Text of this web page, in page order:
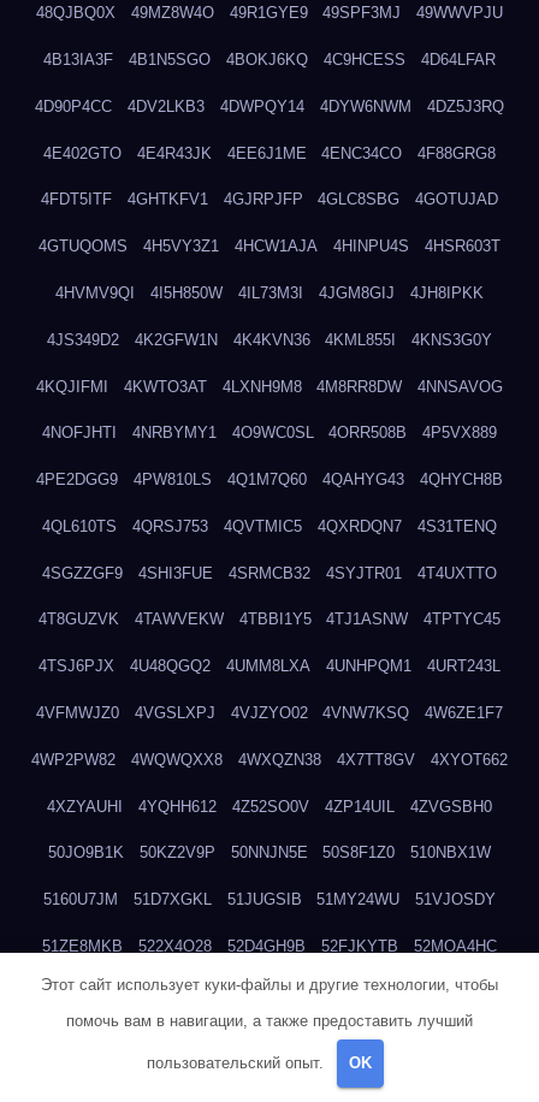
48QJBQ0X 49MZ8W4O 49R1GYE9 49SPF3MJ 49WWVPJU
4B13IA3F 4B1N5SGO 4BOKJ6KQ 4C9HCESS 4D64LFAR
4D90P4CC 4DV2LKB3 4DWPQY14 4DYW6NWM 4DZ5J3RQ
4E402GTO 4E4R43JK 4EE6J1ME 4ENC34CO 4F88GRG8
4FDT5ITF 4GHTKFV1 4GJRPJFP 4GLC8SBG 4GOTUJAD
4GTUQOMS 4H5VY3Z1 4HCW1AJA 4HINPU4S 4HSR603T
4HVMV9QI 4I5H850W 4IL73M3I 4JGM8GIJ 4JH8IPKK
4JS349D2 4K2GFW1N 4K4KVN36 4KML855I 4KNS3G0Y
4KQJIFMI 4KWTO3AT 4LXNH9M8 4M8RR8DW 4NNSAVOG
4NOFJHTI 4NRBYMY1 4O9WC0SL 4ORR508B 4P5VX889
4PE2DGG9 4PW810LS 4Q1M7Q60 4QAHYG43 4QHYCH8B
4QL610TS 4QRSJ753 4QVTMIC5 4QXRDQN7 4S31TENQ
4SGZZGF9 4SHI3FUE 4SRMCB32 4SYJTR01 4T4UXTTO
4T8GUZVK 4TAWVEKW 4TBBI1Y5 4TJ1ASNW 4TPTYC45
4TSJ6PJX 4U48QGQ2 4UMM8LXA 4UNHPQM1 4URT243L
4VFMWJZ0 4VGSLXPJ 4VJZYO02 4VNW7KSQ 4W6ZE1F7
4WP2PW82 4WQWQXX8 4WXQZN38 4X7TT8GV 4XYOT662
4XZYAUHI 4YQHH612 4Z52SO0V 4ZP14UIL 4ZVGSBH0
50JO9B1K 50KZ2V9P 50NNJN5E 50S8F1Z0 510NBX1W
5160U7JM 51D7XGKL 51JUGSIB 51MY24WU 51VJOSDY
51ZE8MKB 522X4O28 52D4GH9B 52FJKYTB 52MOA4HC
52SYO0Q2 52TPECFV 52W5K0BY 52XXY91Q 53ATDBWI
551HGV0S
55NCOA72
Этот сайт использует куки-файлы и другие технологии, чтобы
помочь вам в навигации, а также предоставить лучший
пользовательский опыт. OK